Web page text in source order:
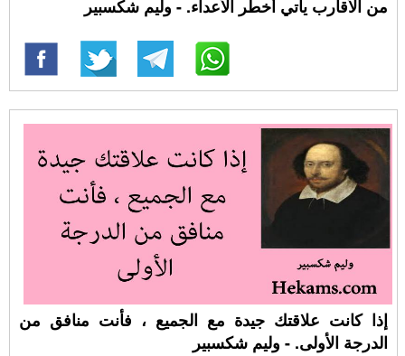
من الأقارب يأتي أخطر الأعداء. - وليم شكسبير
إذا كانت علاقتك جيدة مع الجميع ، فأنت منافق من
الدرجة الأولى. - وليم شكسبير